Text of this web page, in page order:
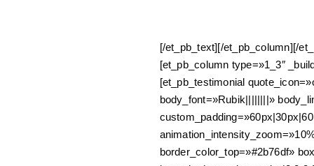
[/et_pb_text][/et_pb_column][/
[et_pb_column type=»1_3″
[et_pb_testimonial
body_font=»Rubik||||||||»
border_color_top=»#2b76df»